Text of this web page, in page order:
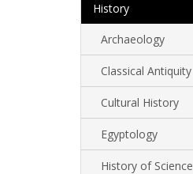
History
Archaeology
Classical Antiquity
Cultural History
Egyptology
History of Science